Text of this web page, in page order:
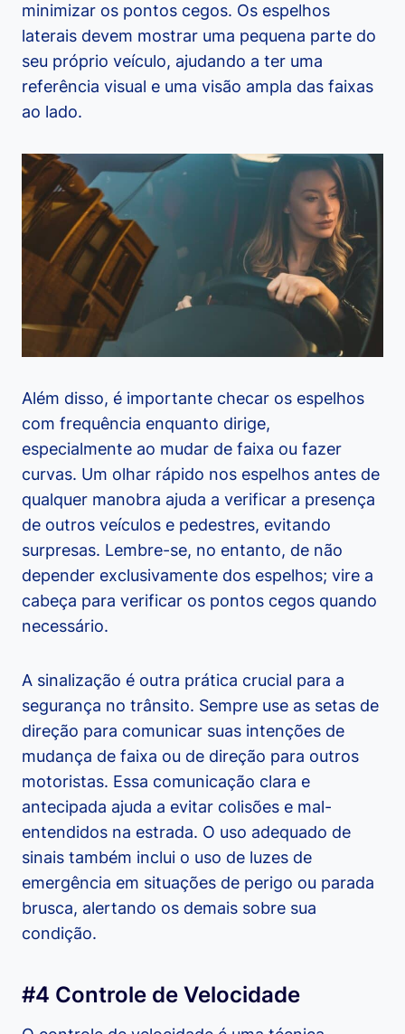
minimizar os pontos cegos. Os espelhos
laterais devem mostrar uma pequena parte do
seu próprio veículo, ajudando a ter uma
referência visual e uma visão ampla das faixas
ao lado.
Além disso, é importante checar os espelhos
com frequência enquanto dirige,
especialmente ao mudar de faixa ou fazer
curvas. Um olhar rápido nos espelhos antes de
qualquer manobra ajuda a verificar a presença
de outros veículos e pedestres, evitando
surpresas. Lembre-se, no entanto, de não
depender exclusivamente dos espelhos; vire a
cabeça para verificar os pontos cegos quando
necessário.
A sinalização é outra prática crucial para a
segurança no trânsito. Sempre use as setas de
direção para comunicar suas intenções de
mudança de faixa ou de direção para outros
motoristas. Essa comunicação clara e
antecipada ajuda a evitar colisões e mal-
entendidos na estrada. O uso adequado de
sinais também inclui o uso de luzes de
emergência em situações de perigo ou parada
brusca, alertando os demais sobre sua
condição.
#4 Controle de Velocidade